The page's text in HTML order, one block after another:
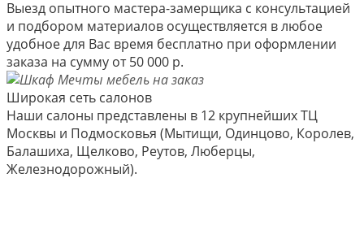
Выезд опытного мастера-замерщика с консультацией
и подбором материалов осуществляется в любое
удобное для Вас время бесплатно при оформлении
заказа на сумму от 50 000 р.
Широкая сеть салонов
Наши салоны представлены в 12 крупнейших ТЦ
Москвы и Подмосковья (Мытищи, Одинцово, Королев,
Балашиха, Щелково, Реутов, Люберцы,
Железнодорожный).